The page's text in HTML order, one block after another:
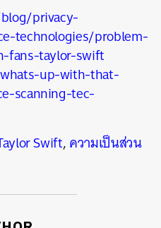
privacy-
technologies/problem-
fans-taylor-swift
up-with-that-
scanning-tec-
Swift,ความเป็นส่วน